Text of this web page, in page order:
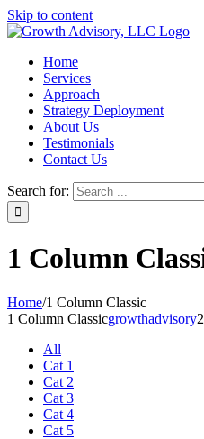
Skip to content
Home
Services
Approach
Strategy Deployment
About Us
Testimonials
Contact Us
Search for:
1 Column
Home/1 Column Classic
1 Column Classicgrowthadvisory
All
Cat 1
Cat 2
Cat 3
Cat 4
Cat 5